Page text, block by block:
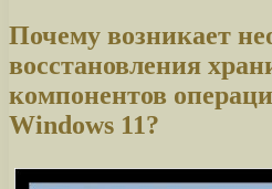
Почему возникает
восстановления
компонентов
Windows 11?